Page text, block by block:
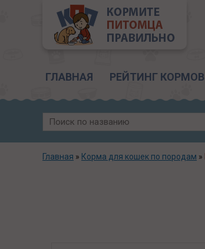
ГЛАВНАЯ РЕЙТИНГ КОРМОВ
Главная » Корма для кошек по породам »